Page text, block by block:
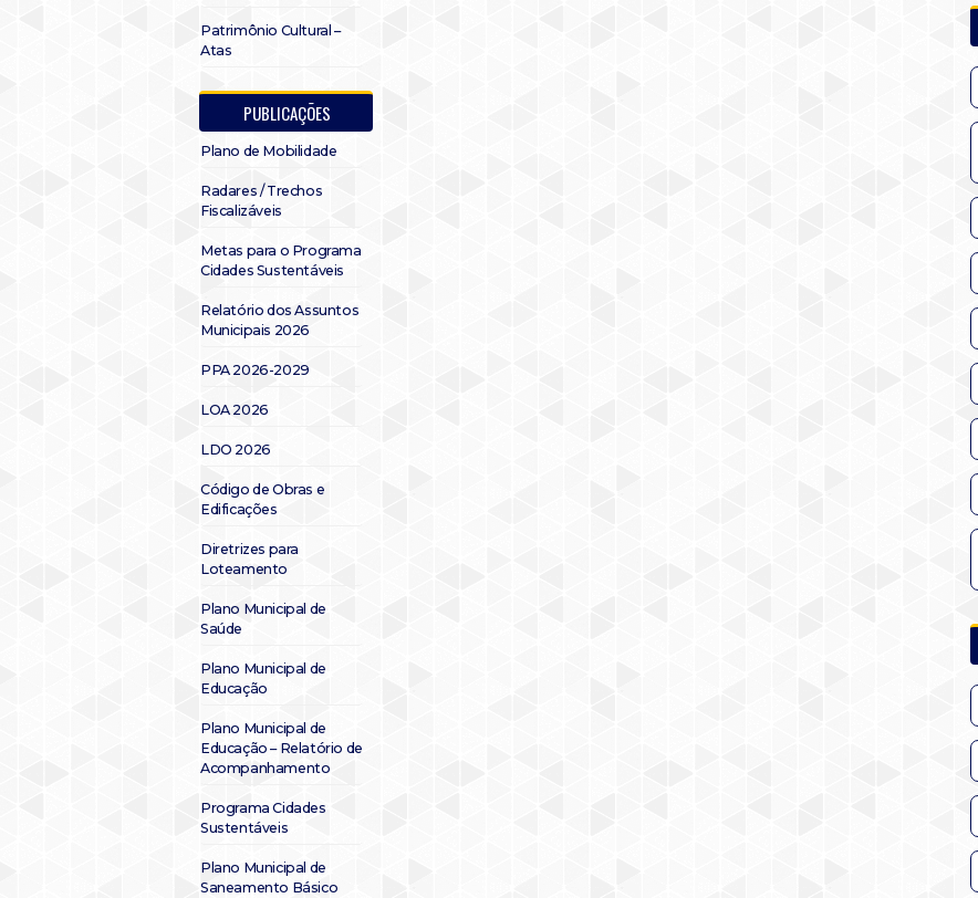
Patrimônio Cultural –
Atas
PUBLICAÇÕES
Plano de Mobilidade
Radares / Trechos
Fiscalizáveis
Metas para o Programa
Cidades Sustentáveis
Relatório dos Assuntos
Municipais 2026
PPA 2026-2029
LOA 2026
LDO 2026
Código de Obras e
Edificações
Diretrizes para
Loteamento
Plano Municipal de
Saúde
Plano Municipal de
Educação
Plano Municipal de
Educação – Relatório de
Acompanhamento
Programa Cidades
Sustentáveis
Plano Municipal de
Saneamento Básico